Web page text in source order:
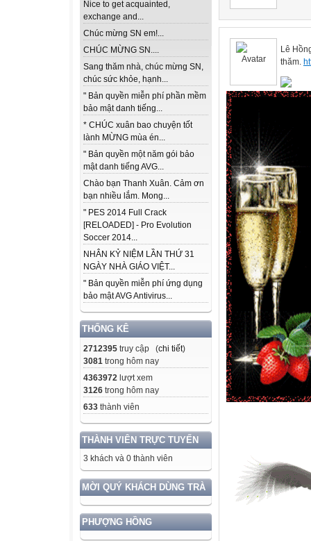
Nice to get acquainted,
exchange and...
Chúc mừng SN em!...
CHÚC MỪNG SN....
Sang thăm nhà, chúc mừng SN,
chúc sức khỏe, hạnh...
" Bản quyền miễn phí phần mềm
bảo mật danh tiếng...
* CHÚC xuân bao chuyện tốt
lành MỪNG mùa én...
" Bản quyền một năm gói bảo
mật danh tiếng AVG...
Chào bạn Thanh Xuân. Cảm ơn
bạn nhiều lắm. Mong...
" PES 2014 Full Crack
[RELOADED] - Pro Evolution
Soccer 2014...
NHÂN KỶ NIỆM LẦN THỨ 31
NGÀY NHÀ GIÁO VIỆT...
" Bản quyền miễn phí ứng dụng
bảo mật AVG Antivirus...
THỐNG KÊ
2712395 truy cập (chi tiết)
3081 trong hôm nay
4363972 lượt xem
3126 trong hôm nay
633 thành viên
THÀNH VIÊN TRỰC TUYẾN
3 khách và 0 thành viên
MỜI QUÝ KHÁCH DÙNG TRÀ
PHƯỢNG HỒNG
Lê
thăm.